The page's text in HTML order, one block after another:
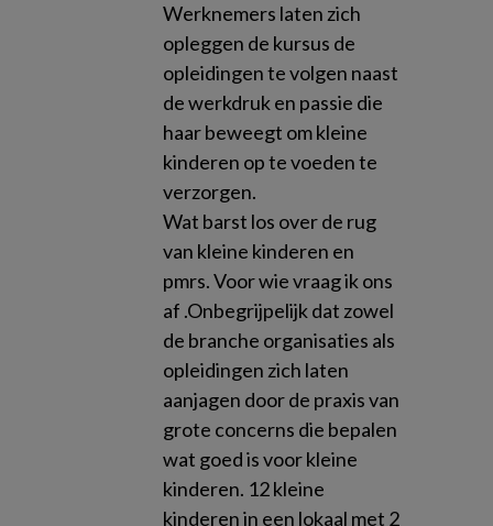
Werknemers laten zich
opleggen de kursus de
opleidingen te volgen naast
de werkdruk en passie die
haar beweegt om kleine
kinderen op te voeden te
verzorgen.
Wat barst los over de rug
van kleine kinderen en
pmrs. Voor wie vraag ik ons
af .Onbegrijpelijk dat zowel
de branche organisaties als
opleidingen zich laten
aanjagen door de praxis van
grote concerns die bepalen
wat goed is voor kleine
kinderen. 12 kleine
kinderen in een lokaal met 2